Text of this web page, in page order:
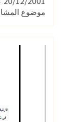
موضوع